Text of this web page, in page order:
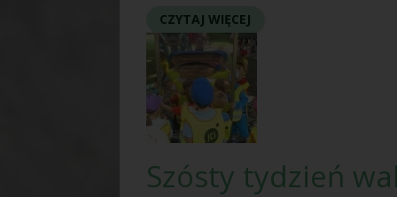
CZYTAJ WIĘCEJ
Szósty tydzień